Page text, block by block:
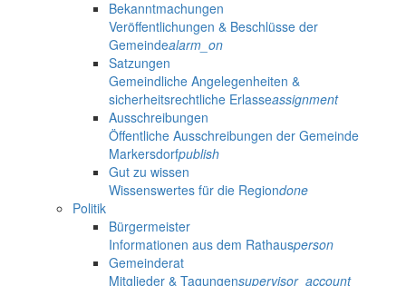
Bekanntmachungen
Veröffentlichungen & Beschlüsse der
Gemeindealarm_on
Satzungen
Gemeindliche Angelegenheiten &
sicherheitsrechtliche Erlasseassignment
Ausschreibungen
Öffentliche Ausschreibungen der Gemeinde
Markersdorfpublish
Gut zu wissen
Wissenswertes für die Regiondone
Politik
Bürgermeister
Informationen aus dem Rathausperson
Gemeinderat
Mitglieder & Tagungensupervisor_account